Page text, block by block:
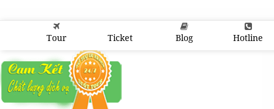
Tour Ticket Blog Hotline